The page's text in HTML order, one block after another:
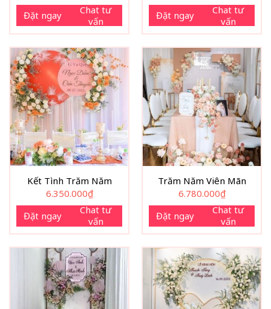
Đặt ngay
Chat tư
vấn
Đặt ngay
Chat tư
vấn
Kết Tình Trăm Năm
6.350.000₫
Đặt ngay
Chat tư
vấn
Trăm Năm Viên Mãn
6.780.000₫
Đặt ngay
Chat tư
vấn